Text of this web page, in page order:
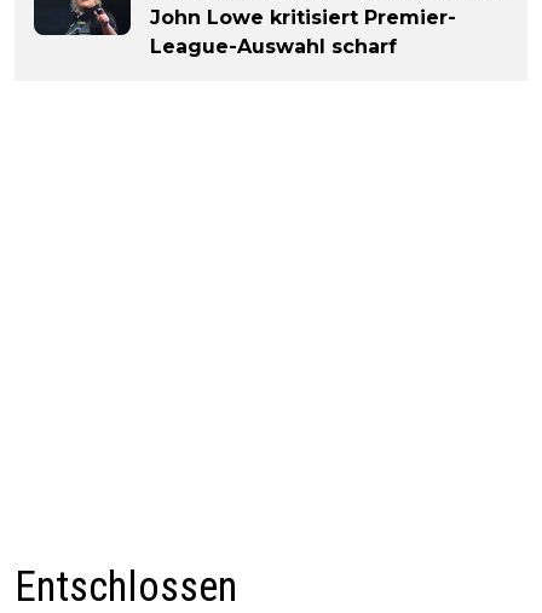
John Lowe kritisiert Premier-
League-Auswahl scharf
Entschlossen